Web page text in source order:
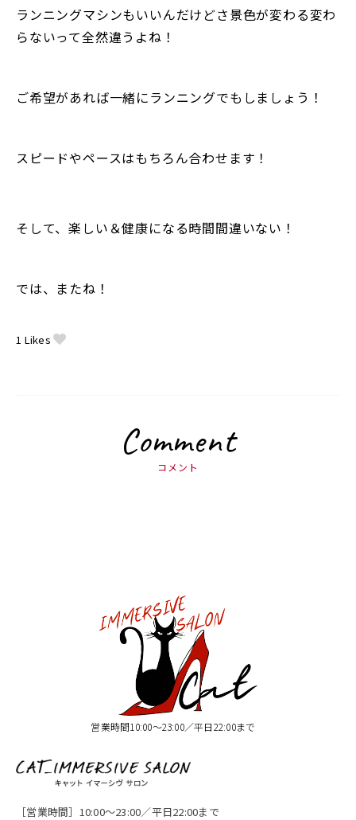
ランニングマシンもいいんだけどさ景色が変わる変わ
らないって全然違うよね！
ご希望があれば一緒にランニングでもしましょう！
スピードやペースはもちろん合わせます！
そして、楽しい＆健康になる時間間違いない！
では、またね！
1 Likes
Comment
コメント
営業時間10:00〜23:00／平日22:00まで
［営業時間］10:00〜23:00／平日22:00まで